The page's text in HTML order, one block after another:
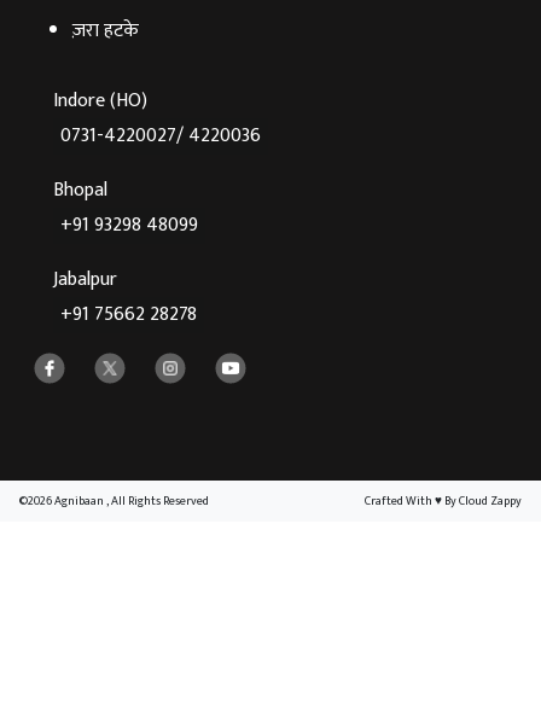
ज़रा हटके
Indore (HO)
0731-4220027/ 4220036
Bhopal
+91 93298 48099
Jabalpur
+91 75662 28278
©2026 Agnibaan , All Rights Reserved Crafted With♥By Cloud Zappy